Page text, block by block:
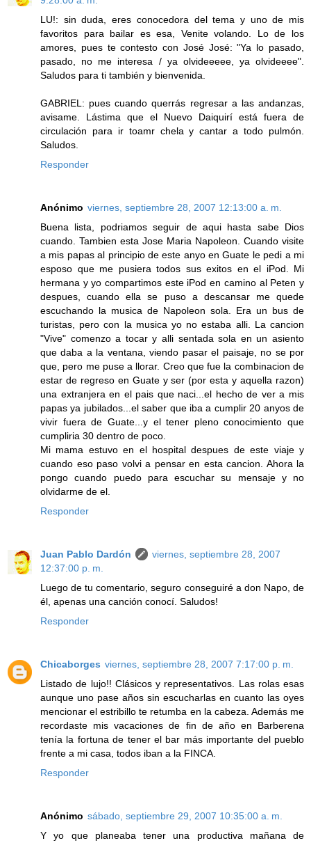
LU!: sin duda, eres conocedora del tema y uno de mis
favoritos para bailar es esa, Venite volando. Lo de los
amores, pues te contesto con José José: "Ya lo pasado,
pasado, no me interesa / ya olvideeeee, ya olvideeee".
Saludos para ti también y bienvenida.
GABRIEL: pues cuando querrás regresar a las andanzas,
avisame. Lástima que el Nuevo Daiquirí está fuera de
circulación para ir toamr chela y cantar a todo pulmón.
Saludos.
Responder
Anónimo viernes, septiembre 28, 2007 12:13:00 a. m.
Buena lista, podriamos seguir de aqui hasta sabe Dios
cuando. Tambien esta Jose Maria Napoleon. Cuando visite
a mis papas al principio de este anyo en Guate le pedi a mi
esposo que me pusiera todos sus exitos en el iPod. Mi
hermana y yo compartimos este iPod en camino al Peten y
despues, cuando ella se puso a descansar me quede
escuchando la musica de Napoleon sola. Era un bus de
turistas, pero con la musica yo no estaba alli. La cancion
"Vive" comenzo a tocar y alli sentada sola en un asiento
que daba a la ventana, viendo pasar el paisaje, no se por
que, pero me puse a llorar. Creo que fue la combinacion de
estar de regreso en Guate y ser (por esta y aquella razon)
una extranjera en el pais que naci...el hecho de ver a mis
papas ya jubilados...el saber que iba a cumplir 20 anyos de
vivir fuera de Guate...y el tener pleno conocimiento que
cumpliria 30 dentro de poco.
Mi mama estuvo en el hospital despues de este viaje y
cuando eso paso volvi a pensar en esta cancion. Ahora la
pongo cuando puedo para escuchar su mensaje y no
olvidarme de el.
Responder
Juan Pablo Dardón
viernes, septiembre 28, 2007
12:37:00 p. m.
Luego de tu comentario, seguro conseguiré a don Napo, de
él, apenas una canción conocí. Saludos!
Responder
Chicaborges viernes, septiembre 28, 2007 7:17:00 p. m.
Listado de lujo!! Clásicos y representativos. Las rolas esas
aunque uno pase años sin escucharlas en cuanto las oyes
mencionar el estribillo te retumba en la cabeza. Además me
recordaste mis vacaciones de fin de año en Barberena
tenía la fortuna de tener el bar más importante del pueblo
frente a mi casa, todos iban a la FINCA.
Responder
Anónimo sábado, septiembre 29, 2007 10:35:00 a. m.
Y yo que planeaba tener una productiva mañana de